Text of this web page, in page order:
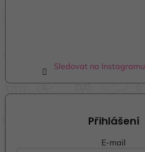
Sledovat na Instagramu
Přihlášení
E-mail